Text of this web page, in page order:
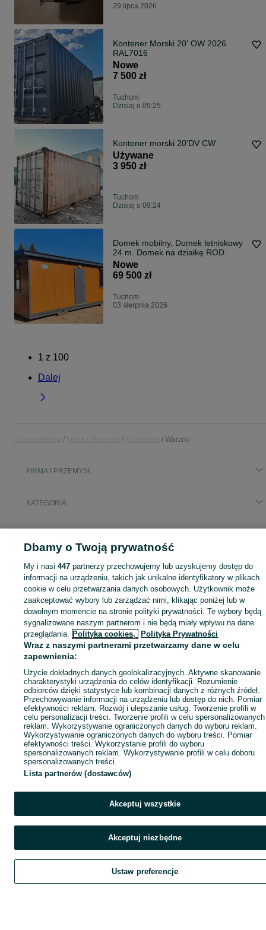
29 lipca 2026
Kontener Morski 20' OW 2026
RAL7016
Nowe
7 500 zł
Tuchom
Dzisiaj o 09:25
Kontener morski 20'DV CW
Używane
3 950 zł
Tuchom
Dzisiaj o 09:24
Domek mobilny, Domek letniskowy
24 m. Domek na działkę ROD
Nowe
69 500 zł
Tuchom
03 sierpnia 2026
1 z 100
Dalej
Warzno
FIRMA I PRZEMYSŁ
KATEGORIA
Mapa kategorii
Mapa miejscowości
Popularne wyszukiwania
Szukaj Obserwujesz Dodaj Czat
Dbamy o Twoją prywatność
My i nasi447 partnerzy przechowujemy lub uzyskujemy dostęp do
informacji na urządzeniu, takich jak unikalne identyfikatory w plikach
cookie w celu przetwarzania danych osobowych. Użytkownik może
zaakceptować wybory lub zarządzać nimi, klikając poniżej lub w
dowolnym momencie na stronie polityki prywatności. Te wybory będą
sygnalizowane naszym partnerom i nie będą miały wpływu na dane
przeglądania. Polityka cookies, Polityka Prywatności
Wraz z naszymi partnerami przetwarzamy dane w celu
zapewnienia:
Użycie dokładnych danych geolokalizacyjnych. Aktywne skanowanie
charakterystyki urządzenia do celów identyfikacji. Rozumienie
odbiorców dzięki statystyce lub kombinacji danych z różnych źródeł.
Przechowywanie informacji na urządzeniu lub dostęp do nich. Pomiar
efektywności reklam. Rozwój i ulepszanie usług. Tworzenie profili w
celu personalizacji treści. Tworzenie profili w celu spersonalizowanych
reklam. Wykorzystywanie ograniczonych danych do wyboru reklam.
Wykorzystywanie ograniczonych danych do wyboru treści. Pomiar
efektywności treści. Wykorzystanie profili do wyboru
spersonalizowanych reklam. Wykorzystywanie profili w celu doboru
spersonalizowanych treści.
Lista partnerów (dostawców)
Akceptuj wszystkie
Akceptuj niezbędne
Ustaw preferencje